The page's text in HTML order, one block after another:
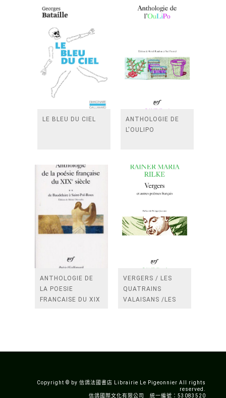
LE BLEU DU CIEL
ANTHOLOGIE DE
L'OULIPO
ANTHOLOGIE DE
LA POESIE
FRANCAISE DU XIX
VERGERS / LES
QUATRAINS
VALAISANS /LES
Copyright © by 信鴿法國書店 Librairie Le Pigeonnier All rights
reserved.
信鴿國際文化有限公司 統一編號：53083520